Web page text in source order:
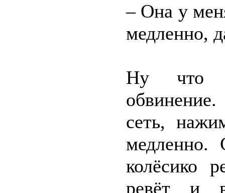
– Она у
медленно,
Ну что
сеть,
медленно.
колёсико
ревёт и